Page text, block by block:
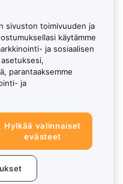
sivuston toimivuuden ja
käytämme
ja sosiaalisen
parantaaksemme
ja
Hylkää valinnaiset
evästeet